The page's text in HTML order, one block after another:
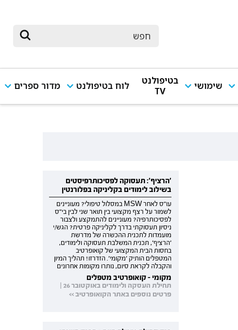
שימושי
בטיפולנט
TV
לוח בטיפולנט מדור ספרים
'הרציף': תעסוקה לפסיכותרפיסטים
בשילוב לימודים בקליניקה בפלורנטין
עו"ס לאחר MSW במסלול טיפולי? מעוניינים
לשמור על רצף מקצועי בין תואר שני לבין בי"ס
לפסיכותרפיה? מעוניינים להתמקצע ולצבור
ניסיון תעסוקתי בדרך לקליניקה פרטית? הגש/י
מועמדות לתכנית ההכשרה של מדרשת
'הרציף', תכנית המשלבת תעסוקה ולימודים,
בחסות הבית המקצועי של קואופרטיב
המטפלים הותיק 'מקומי'. הזדרזו! תהליך המיון
והקבלה לקראת סיום, נותרו מקומות אחרונים
מקומי - קואופרטיב מטפלים
תחילת העסקה ולימודים באוקטובר 26 |
פרטים נוספים באתר הקואופרטיב >>